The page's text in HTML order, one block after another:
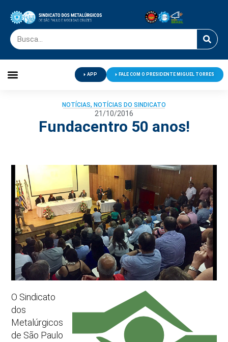
APP FALE COM O PRESIDENTE MIGUEL TORRES
NOTÍCIAS, NOTÍCIAS DO SINDICATO
21/10/2016
Fundacentro 50 anos!
O Sindicato
dos
Metalúrgicos
de São Paulo